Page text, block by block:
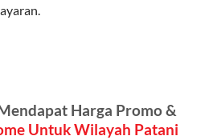
khawatir kehabisan kuota.
dan anggota yang terdaftar.
Harga Promo &
Untuk Wilayah Patani